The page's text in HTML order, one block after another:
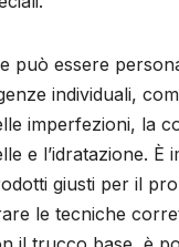
può essere
individuali,
imperfezioni, la
e l’idratazione. È
giusti per il
le tecniche